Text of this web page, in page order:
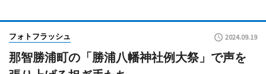
フォトフラッシュ 2024.09.19
那智勝浦町の「勝浦八幡神社例大祭」で声を